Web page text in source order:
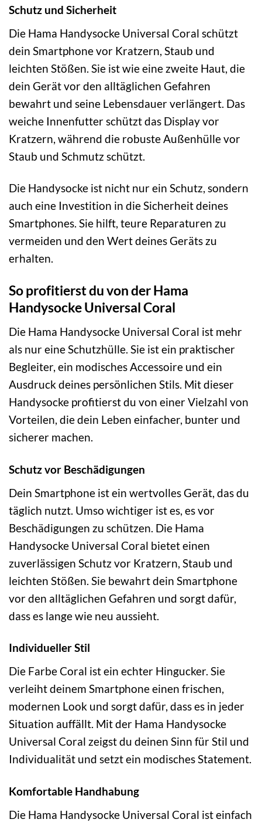
Schutz und Sicherheit
Die Hama Handysocke Universal Coral schützt
dein Smartphone vor Kratzern, Staub und
leichten Stößen. Sie ist wie eine zweite Haut, die
dein Gerät vor den alltäglichen Gefahren
bewahrt und seine Lebensdauer verlängert. Das
weiche Innenfutter schützt das Display vor
Kratzern, während die robuste Außenhülle vor
Staub und Schmutz schützt.
Die Handysocke ist nicht nur ein Schutz, sondern
auch eine Investition in die Sicherheit deines
Smartphones. Sie hilft, teure Reparaturen zu
vermeiden und den Wert deines Geräts zu
erhalten.
So profitierst du von der Hama
Handysocke Universal Coral
Die Hama Handysocke Universal Coral ist mehr
als nur eine Schutzhülle. Sie ist ein praktischer
Begleiter, ein modisches Accessoire und ein
Ausdruck deines persönlichen Stils. Mit dieser
Handysocke profitierst du von einer Vielzahl von
Vorteilen, die dein Leben einfacher, bunter und
sicherer machen.
Schutz vor Beschädigungen
Dein Smartphone ist ein wertvolles Gerät, das du
täglich nutzt. Umso wichtiger ist es, es vor
Beschädigungen zu schützen. Die Hama
Handysocke Universal Coral bietet einen
zuverlässigen Schutz vor Kratzern, Staub und
leichten Stößen. Sie bewahrt dein Smartphone
vor den alltäglichen Gefahren und sorgt dafür,
dass es lange wie neu aussieht.
Individueller Stil
Die Farbe Coral ist ein echter Hingucker. Sie
verleiht deinem Smartphone einen frischen,
modernen Look und sorgt dafür, dass es in jeder
Situation auffällt. Mit der Hama Handysocke
Universal Coral zeigst du deinen Sinn für Stil und
Individualität und setzt ein modisches Statement.
Komfortable Handhabung
Die Hama Handysocke Universal Coral ist einfach